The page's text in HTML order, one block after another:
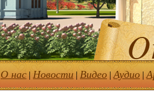
О нас | Новости | Видео | Аудио |